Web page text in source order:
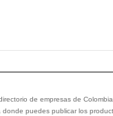
de empresas de
donde puedes publicar los